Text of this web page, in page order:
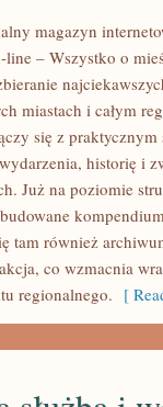
magazyn
line – Wszystko o
miastach i całym
się z
historię i
Już na poziomie
tam również
co wzmacnia
regionalnego. [